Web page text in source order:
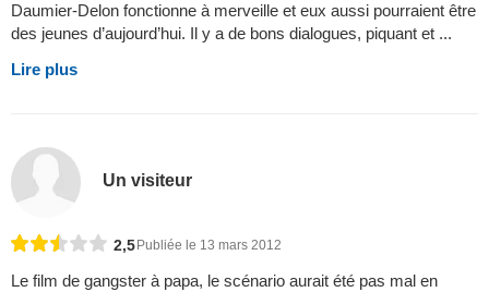
Daumier-Delon fonctionne à merveille et eux aussi pourraient être
des jeunes d’aujourd’hui. Il y a de bons dialogues, piquant et ...
Lire plus
Un visiteur
2,5Publiée le 13 mars 2012
Le film de gangster à papa, le scénario aurait été pas mal en